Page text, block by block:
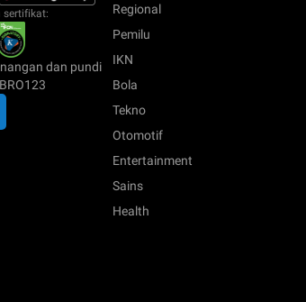
sertifikat:
dan pundi
Regional
Pemilu
IKN
Bola
Tekno
Otomotif
Entertainment
Sains
Health